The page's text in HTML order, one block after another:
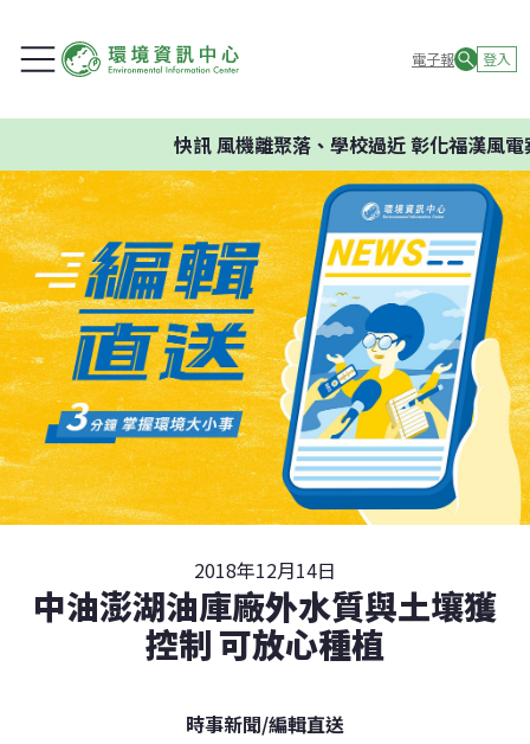
電子報 登入
快訊風機離聚落、學校過近 彰化福漢風電
2018年12月14日
中油澎湖油庫廠外水質與土壤獲
控制 可放心種植
時事新聞/編輯直送